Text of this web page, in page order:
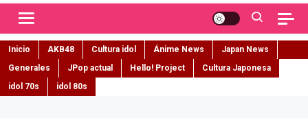
Inicio AKB48 Cultura idol Ánime News
Japan News
Generales
JPop actual Hello! Project
Cultura Japonesa
idol 70s
idol 80s